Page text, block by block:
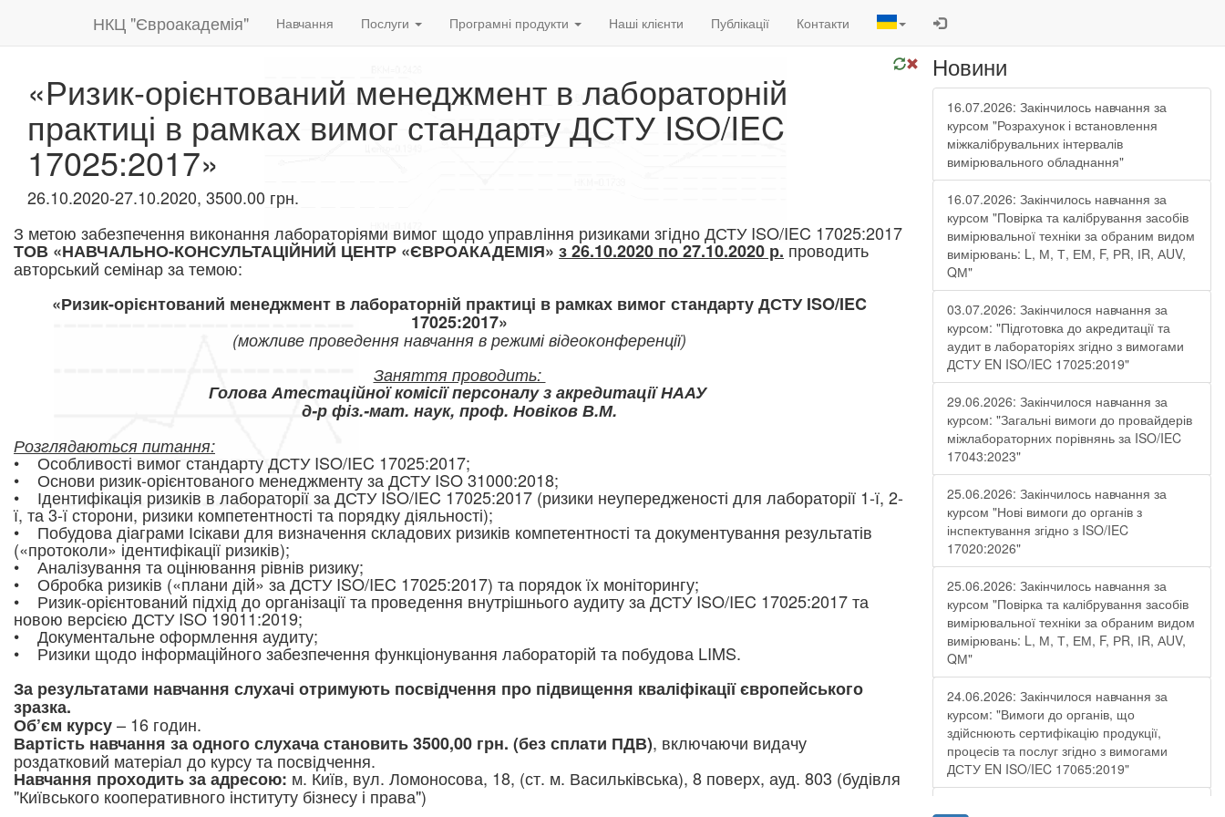
НКЦ "Євроакадемія" Навчання Послуги Програмні продукти Наші клієнти Публікації Контакти
«Ризик-орієнтований менеджмент в лабораторній
практиці в рамках вимог стандарту ДСТУ ISO/IEC
17025:2017»
26.10.2020-27.10.2020, 3500.00 грн.
З метою забезпечення виконання лабораторіями вимог щодо управління ризиками згідно ДСТУ ISO/IEC 17025:2017
ТОВ «НАВЧАЛЬНО-КОНСУЛЬТАЦІЙНИЙ ЦЕНТР «ЄВРОАКАДЕМІЯ» з 26.10.2020 по 27.10.2020 р. проводить
авторський семінар за темою:
«Ризик-орієнтований менеджмент в лабораторній практиці в рамках вимог стандарту ДСТУ ISO/IEC
17025:2017»
(можливе проведення навчання в режимі відеоконференції)
Заняття проводить:
Голова Атестаційної комісії персоналу з акредитації НААУ
д-р фіз.-мат. наук, проф. Новіков В.М.
Розглядаються питання:
• Особливості вимог стандарту ДСТУ ISO/IEC 17025:2017;
• Основи ризик-орієнтованого менеджменту за ДСТУ ISO 31000:2018;
• Ідентифікація ризиків в лабораторії за ДСТУ ISO/IEC 17025:2017 (ризики неупередженості для лабораторії 1-ї, 2-
ї, та 3-ї сторони, ризики компетентності та порядку діяльності);
• Побудова діаграми Ісікави для визначення складових ризиків компетентності та документування результатів
(«протоколи» ідентифікації ризиків);
• Аналізування та оцінювання рівнів ризику;
• Обробка ризиків («плани дій» за ДСТУ ISO/IEC 17025:2017) та порядок їх моніторингу;
• Ризик-орієнтований підхід до організації та проведення внутрішнього аудиту за ДСТУ ISO/IEC 17025:2017 та
новою версією ДСТУ ISO 19011:2019;
• Документальне оформлення аудиту;
• Ризики щодо інформаційного забезпечення функціонування лабораторій та побудова LIMS.
За результатами навчання слухачі отримують посвідчення про підвищення кваліфікації європейського
зразка.
Об’єм курсу– 16 годин.
Вартість навчання за одного слухача становить 3500,00 грн. (без сплати ПДВ), включаючи видачу
роздатковий матеріал до курсу та посвідчення.
Навчання проходить за адресою: м. Київ, вул. Ломоносова, 18, (ст. м. Васильківська), 8 поверх, ауд. 803 (будівля
"Київського кооперативного інституту бізнесу і права")
Новини
16.07.2026: Закінчилось навчання за
курсом "Розрахунок і встановлення
міжкалібрувальних інтервалів
вимірювального обладнання"
16.07.2026: Закінчилось навчання за
курсом "Повірка та калібрування засобів
вимірювальної техніки за обраним видом
вимірювань: L, М, Т, ЕМ, F, РR, ІR, АUV,
QМ"
03.07.2026: Закінчилося навчання за
курсом: "Підготовка до акредитації та
аудит в лабораторіях згідно з вимогами
ДСТУ EN ISO/IEC 17025:2019"
29.06.2026: Закінчилося навчання за
курсом: "Загальні вимоги до провайдерів
міжлабораторних порівнянь за ISO/IEC
17043:2023"
25.06.2026: Закінчилось навчання за
курсом "Нові вимоги до органів з
інспектування згідно з ISO/IEC
17020:2026"
25.06.2026: Закінчилось навчання за
курсом "Повірка та калібрування засобів
вимірювальної техніки за обраним видом
вимірювань: L, М, Т, ЕМ, F, РR, ІR, АUV,
QМ"
24.06.2026: Закінчилося навчання за
курсом: "Вимоги до органів, що
здійснюють сертифікацію продукції,
процесів та послуг згідно з вимогами
ДСТУ EN ISO/IEC 17065:2019"